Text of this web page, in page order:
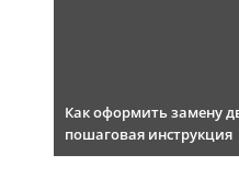
Как оформить замену
пошаговая инструкция